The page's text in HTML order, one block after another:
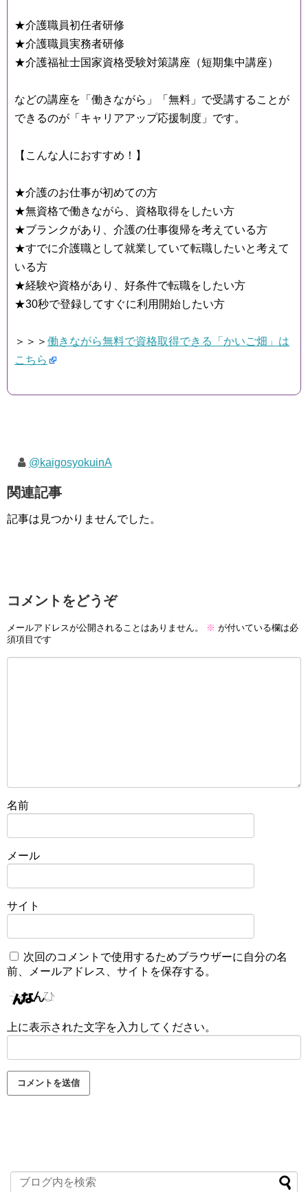
★介護職員初任者研修
★介護職員実務者研修
★介護福祉士国家資格受験対策講座（短期集中講座）
などの講座を「働きながら」「無料」で受講することが
できるのが「キャリアアップ応援制度」です。
【こんな人におすすめ！】
★介護のお仕事が初めての方
★無資格で働きながら、資格取得をしたい方
★ブランクがあり、介護の仕事復帰を考えている方
★すでに介護職として就業していて転職したいと考えて
いる方
★経験や資格があり、好条件で転職をしたい方
★30秒で登録してすぐに利用開始したい方
＞＞＞ 働きながら無料で資格取得できる「かいご畑」は
こちら
@kaigosyokuinA
関連記事
記事は見つかりませんでした。
コメントをどうぞ
メールアドレスが公開されることはありません。 ※ が付いている欄は必
須項目です
名前
メール
サイト
次回のコメントで使用するためブラウザーに自分の名
前、メールアドレス、サイトを保存する。
上に表示された文字を入力してください。